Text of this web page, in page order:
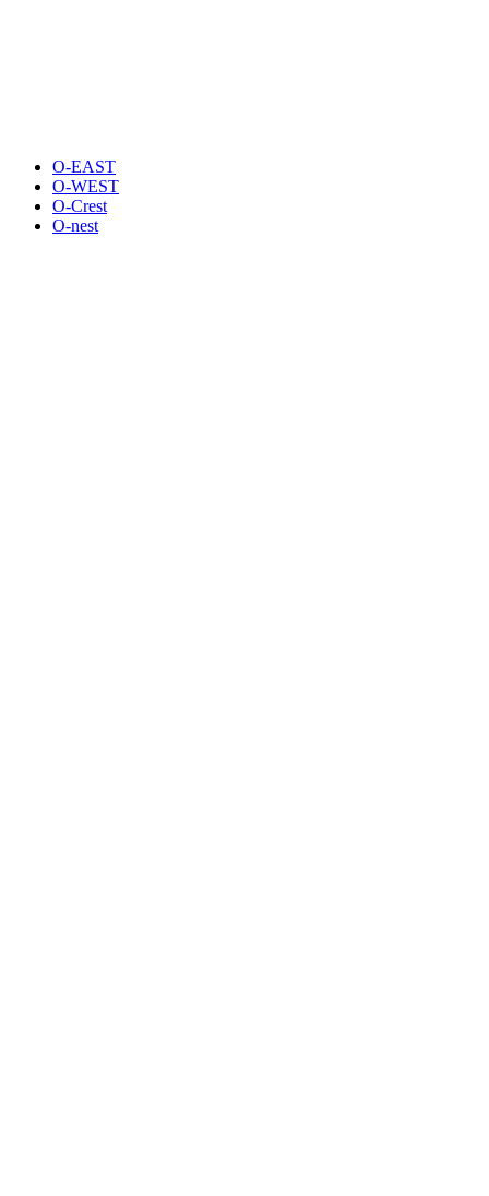
O-EAST
O-WEST
O-Crest
O-nest